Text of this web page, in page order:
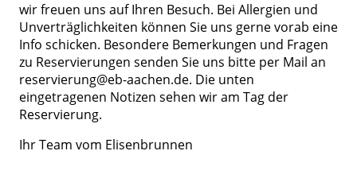
wir freuen uns auf Ihren Besuch. Bei Allergien und
Unverträglichkeiten können Sie uns gerne vorab eine
Info schicken. Besondere Bemerkungen und Fragen
zu Reservierungen senden Sie uns bitte per Mail an
reservierung@eb-aachen.de. Die unten
eingetragenen Notizen sehen wir am Tag der
Reservierung.
Ihr Team vom Elisenbrunnen